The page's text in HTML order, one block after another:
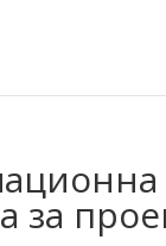
за